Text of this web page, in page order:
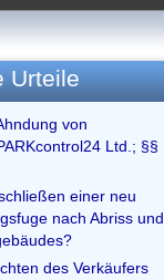
Urteile
von
Ltd.; §§
einer neu
nach Abriss und
des Verkäufers